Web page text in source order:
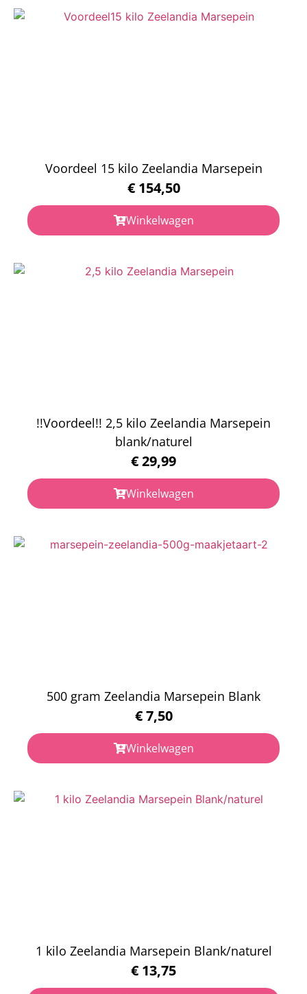
Voordeel 15 kilo Zeelandia Marsepein
€154,50
Winkelwagen
!!Voordeel!! 2,5 kilo Zeelandia Marsepein
blank/naturel
€29,99
Winkelwagen
500 gram Zeelandia Marsepein Blank
€7,50
Winkelwagen
1 kilo Zeelandia Marsepein Blank/naturel
€ 13,75